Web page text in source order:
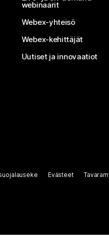
webinaarit
Webex-yhteisö
Webex-kehittäjät
Uutiset ja innovaatiot
Evästeet